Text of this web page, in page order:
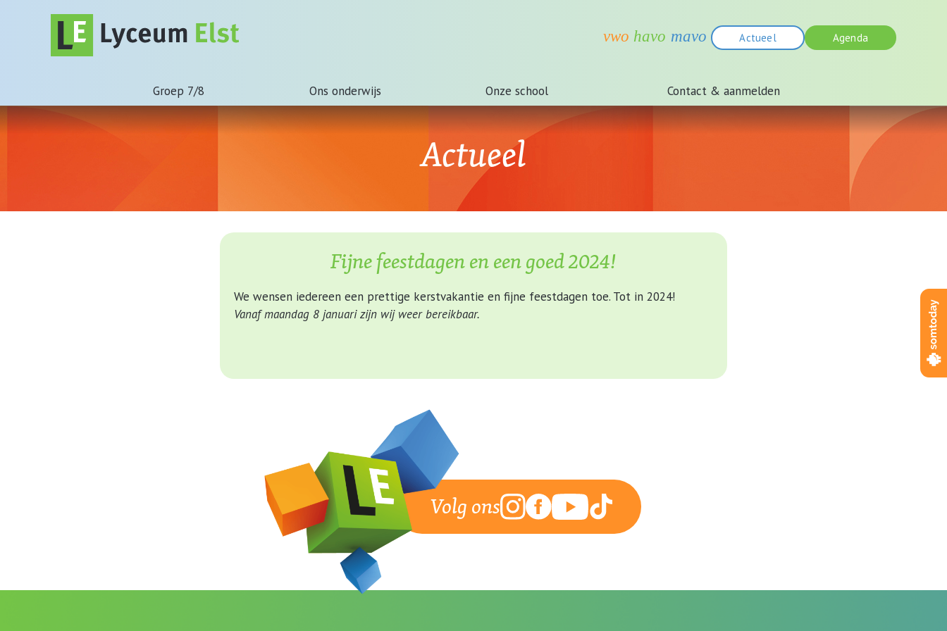
Actueel Agenda
Groep 7/8 Ons onderwijs Onze school Contact & aanmelden
Actueel
Fijne feestdagen en een goed 2024!
We wensen iedereen een prettige kerstvakantie en fijne feestdagen toe. Tot in 2024!
Vanaf maandag 8 januari zijn wij weer bereikbaar.
Volg ons